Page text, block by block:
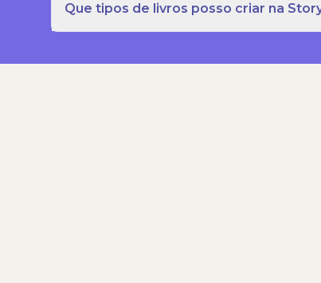
Que tipos de livros posso criar na